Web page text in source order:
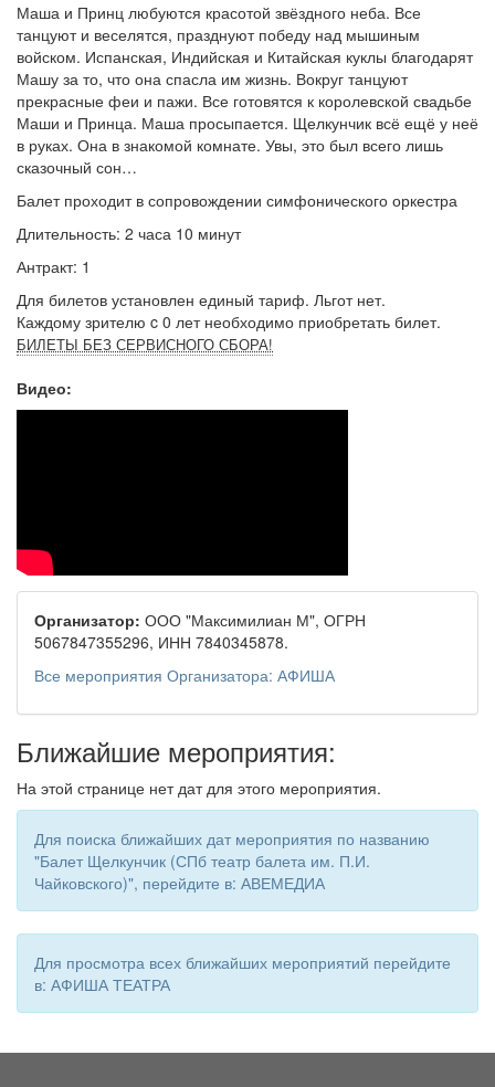
Маша и Принц любуются красотой звёздного неба. Все
танцуют и веселятся, празднуют победу над мышиным
войском. Испанская, Индийская и Китайская куклы благодарят
Машу за то, что она спасла им жизнь. Вокруг танцуют
прекрасные феи и пажи. Все готовятся к королевской свадьбе
Маши и Принца. Маша просыпается. Щелкунчик всё ещё у неё
в руках. Она в знакомой комнате. Увы, это был всего лишь
сказочный сон…
Балет проходит в сопровождении симфонического оркестра
Длительность: 2 часа 10 минут
Антракт: 1
Для билетов установлен единый тариф. Льгот нет.
Каждому зрителю c 0 лет необходимо приобретать билет.
БИЛЕТЫ БЕЗ СЕРВИСНОГО СБОРА!
Видео:
Организатор: ООО "Максимилиан М", ОГРН
5067847355296, ИНН 7840345878.
Все мероприятия Организатора: АФИША
Ближайшие мероприятия:
На этой странице нет дат для этого мероприятия.
Для поиска ближайших дат мероприятия по названию
"Балет Щелкунчик (СПб театр балета им. П.И.
Чайковского)", перейдите в: АВЕМЕДИА
Для просмотра всех ближайших мероприятий перейдите
в: АФИША ТЕАТРА